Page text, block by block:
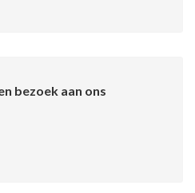
bezoek aan ons